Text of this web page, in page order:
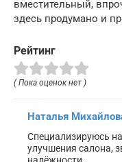
вместительный,
здесь продумано и
Рейтинг
( Пока оценок нет )
Наталья
Специализируюсь
улучшения салона,